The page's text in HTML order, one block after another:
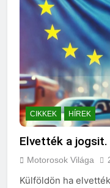
CIKKEK HÍREK
Elvették a jogsit.
Motorosok Világa
Külföldön ha